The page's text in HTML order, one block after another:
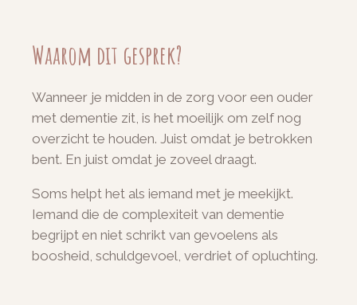
Waarom dit gesprek?
Wanneer je midden in de zorg voor een ouder
met dementie zit, is het moeilijk om zelf nog
overzicht te houden. Juist omdat je betrokken
bent. En juist omdat je zoveel draagt.
Soms helpt het als iemand met je meekijkt.
Iemand die de complexiteit van dementie
begrijpt en niet schrikt van gevoelens als
boosheid, schuldgevoel, verdriet of opluchting.